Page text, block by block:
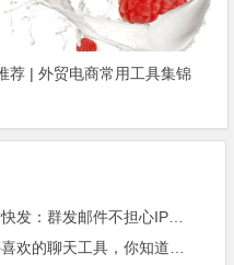
荐 | 外贸电商常用工具集锦